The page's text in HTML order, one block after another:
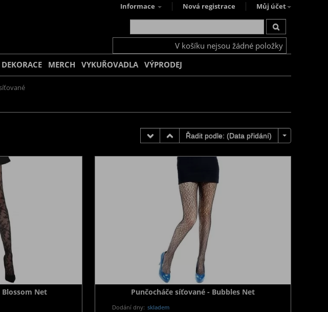
Informace Nová registrace Můj účet
V košíku nejsou žádné položky
DEKORACE MERCH VYKUŘOVADLA VÝPRODEJ
Řadit podle: (Data přidání)
Blossom Net Punčocháče síťované - Bubbles Net
Dodání dny: skladem